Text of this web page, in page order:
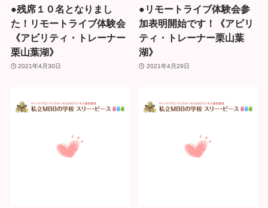
●残席１０名となりまし
た！リモートライブ体験会
《アビリティ・トレーナー
栗山葉湖》
2021年4月30日
●リモートライブ体験会参
加表明開始です！《アビリ
ティ・トレーナー栗山葉
湖》
2021年4月29日